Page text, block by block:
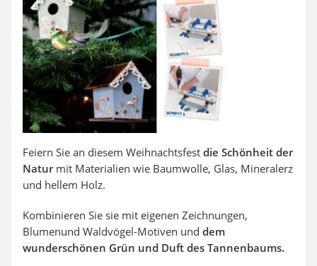
Feiern Sie an diesem Weihnachtsfest die Schönheit der
Naturmit Materialien wie Baumwolle, Glas, Mineralerz
und hellem Holz.
Kombinieren Sie sie mit eigenen Zeichnungen,
Blumenund Waldvögel-Motiven und dem
wunderschönen Grün und Duft des Tannenbaums.